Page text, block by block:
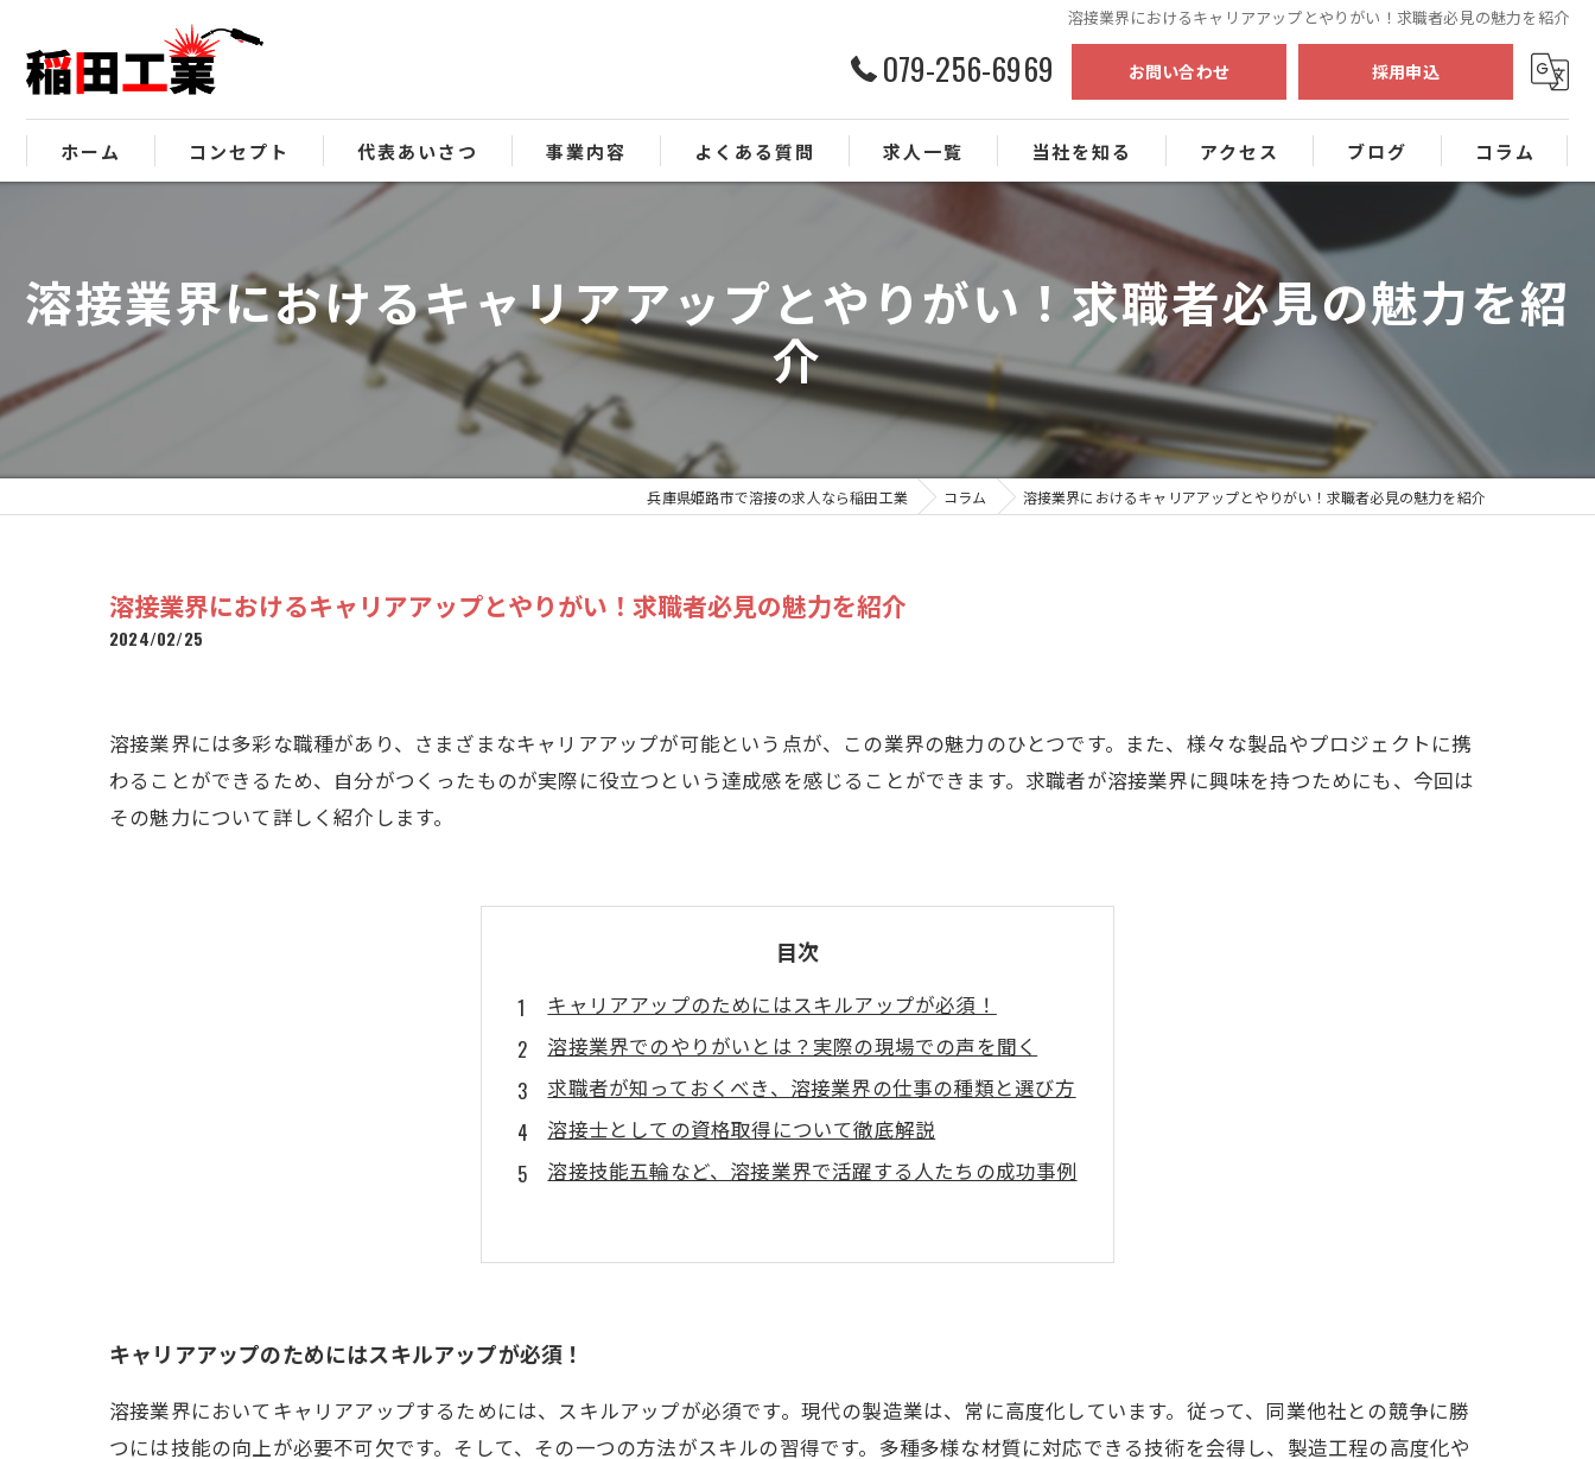
溶接業界におけるキャリアアップとやりがい！求職者必見の魅力を紹介
079-256-6969 お問い合わせ 採用申込
ホーム コンセプト 代表あいさつ 事業内容 よくある質問 求人一覧 当社を知る
未経験
正社員
転職
アクセス ブログ コラム
溶接業界におけるキャリアアップとやりがい！求職者必見の魅力を紹
介
兵庫県姫路市で溶接の求人なら稲田工業 コラム 溶接業界におけるキャリアアップとやりがい！求職者必見の魅力を紹介
溶接業界におけるキャリアアップとやりがい！求職者必見の魅力を紹介
2024/02/25
溶接業界には多彩な職種があり、さまざまなキャリアアップが可能という点が、この業界の魅力のひとつです。また、様々な製品やプロジェクトに携
わることができるため、自分がつくったものが実際に役立つという達成感を感じることができます。求職者が溶接業界に興味を持つためにも、今回は
その魅力について詳しく紹介します。
目次
キャリアアップのためにはスキルアップが必須！
溶接業界でのやりがいとは？実際の現場での声を聞く
求職者が知っておくべき、溶接業界の仕事の種類と選び方
溶接士としての資格取得について徹底解説
溶接技能五輪など、溶接業界で活躍する人たちの成功事例
キャリアアップのためにはスキルアップが必須！
溶接業界においてキャリアアップするためには、スキルアップが必須です。現代の製造業は、常に高度化しています。従って、同業他社との競争に勝
つには技能の向上が必要不可欠です。そして、その一つの方法がスキルの習得です。多種多様な材質に対応できる技術を会得し、製造工程の高度化や